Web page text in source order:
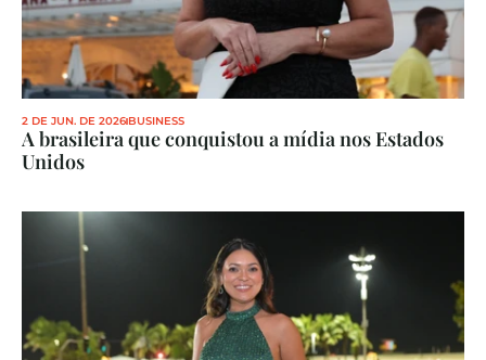
2 DE JUN. DE 2026 BUSINESS
A brasileira que conquistou a mídia nos Estados
Unidos